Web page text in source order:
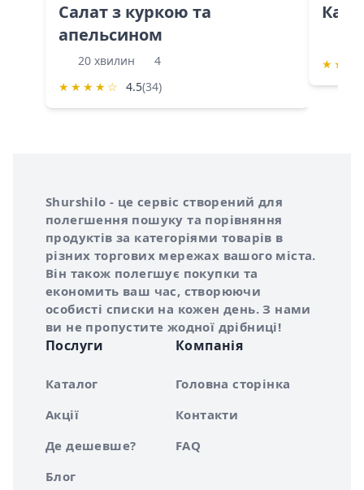
Салат з куркою та
апельсином
20 хвилин
4
★ ★ ★ ★ ☆ 4.5(34)
★ ★
Про сервіс Shurshilo
Shurshilo - це сервіс створений для
полегшення пошуку та порівняння
продуктів за категоріями товарів в
різних торгових мережах вашого міста.
Він також полегшує покупки та
економить ваш час, створюючи
особисті списки на кожен день. З нами
ви не пропустите жодної дрібниці!
Послуги
Каталог
Акції
Де дешевше?
Блог
Компанія
Головна сторінка
Контакти
FAQ